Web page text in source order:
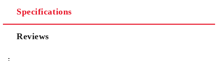
Specifications
Reviews
: